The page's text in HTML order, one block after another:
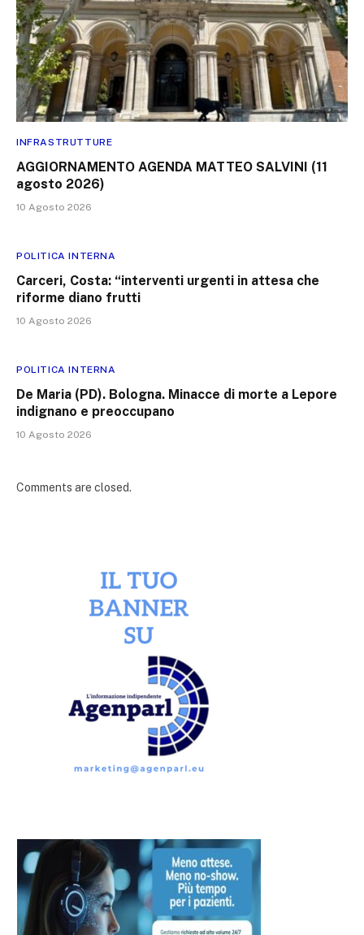
INFRASTRUTTURE
AGGIORNAMENTO AGENDA MATTEO SALVINI (11
agosto 2026)
10 Agosto 2026
POLITICA INTERNA
Carceri, Costa: “interventi urgenti in attesa che
riforme diano frutti
10 Agosto 2026
POLITICA INTERNA
De Maria (PD). Bologna. Minacce di morte a Lepore
indignano e preoccupano
10 Agosto 2026
Comments are closed.